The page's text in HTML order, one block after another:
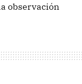
observación